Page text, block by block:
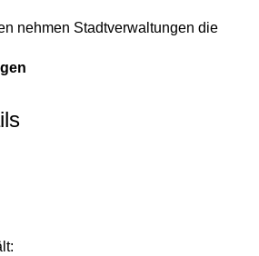
nehmen Stadtverwaltungen die